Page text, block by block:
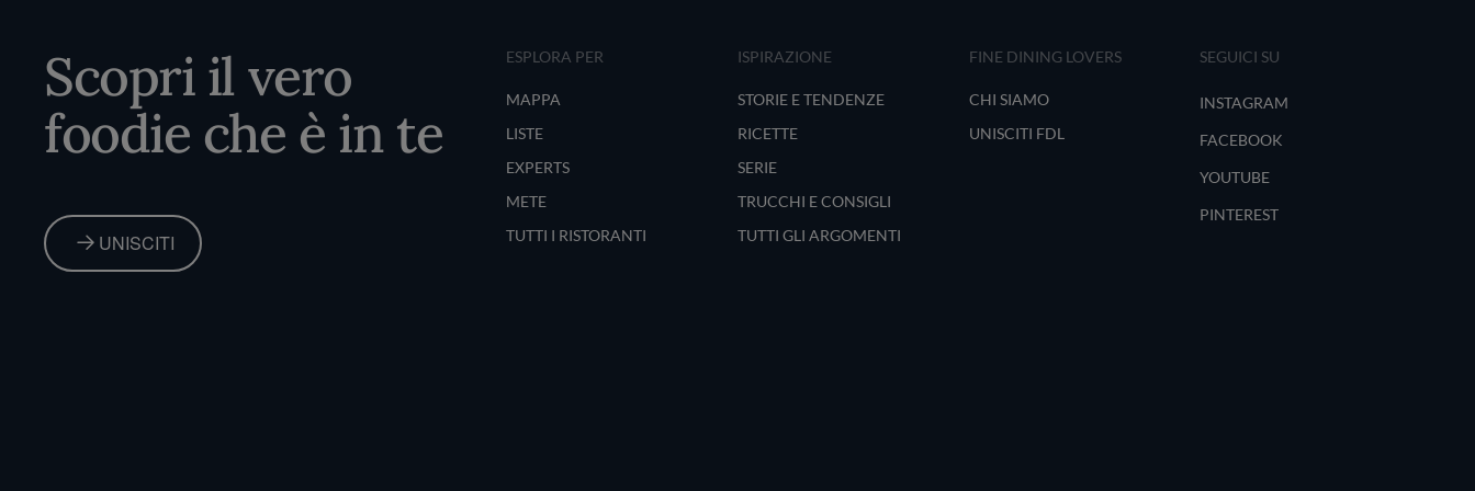
Scopri il vero
foodie che è in te
UNISCITI
ESPLORA PER
MAPPA
LISTE
EXPERTS
METE
TUTTI I RISTORANTI
ISPIRAZIONE
STORIE E TENDENZE
RICETTE
SERIE
TRUCCHI E CONSIGLI
TUTTI GLI ARGOMENTI
FINE DINING LOVERS
CHI SIAMO
UNISCITI FDL
SEGUICI SU
INSTAGRAM
FACEBOOK
YOUTUBE
PINTEREST